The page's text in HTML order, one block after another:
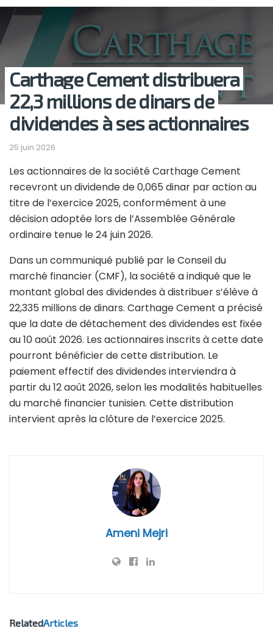
Carthage Cement distribuera
22,3 millions de dinars de
dividendes à ses actionnaires
25 juin 2026
Les actionnaires de la société Carthage Cement
recevront un dividende de 0,065 dinar par action au
titre de l’exercice 2025, conformément à une
décision adoptée lors de l’Assemblée Générale
ordinaire tenue le 24 juin 2026.
Dans un communiqué publié par le Conseil du
marché financier (CMF), la société a indiqué que le
montant global des dividendes à distribuer s’élève à
22,335 millions de dinars. Carthage Cement a précisé
que la date de détachement des dividendes est fixée
au 10 août 2026. Les actionnaires inscrits à cette date
pourront bénéficier de cette distribution. Le
paiement effectif des dividendes interviendra à
partir du 12 août 2026, selon les modalités habituelles
du marché financier tunisien. Cette distribution
intervient après la clôture de l’exercice 2025.
Ameni Mejri
RelatedArticles